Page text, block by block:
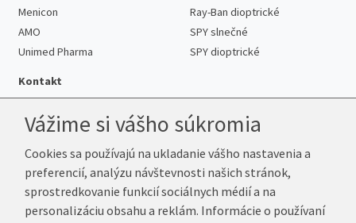
Menicon
AMO
Unimed Pharma
Ray-Ban dioptrické
SPY slnečné
SPY dioptrické
Kontakt
Telefón:+421 222 205 863
E-mail:info@k-sosovky.sk
Reklamačná adresa
Vážime si vášho súkromia
Cookies sa používajú na ukladanie vášho nastavenia a
preferencií, analýzu návštevnosti našich stránok,
sprostredkovanie funkcií sociálnych médií a na
personalizáciu obsahu a reklám. Informácie o používaní